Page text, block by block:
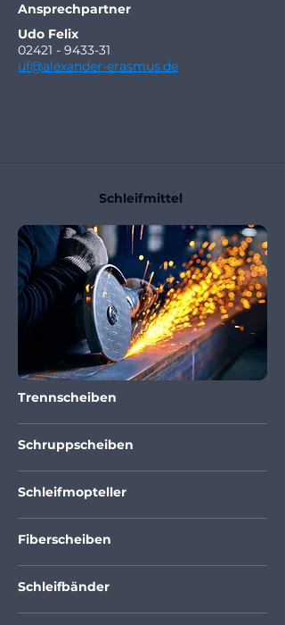
Ansprechpartner
Udo Felix
02421 - 9433-31
uf@alexander-erasmus.de
Schleifmittel
Trennscheiben
Schruppscheiben
Schleifmopteller
Fiberscheiben
Schleifbänder